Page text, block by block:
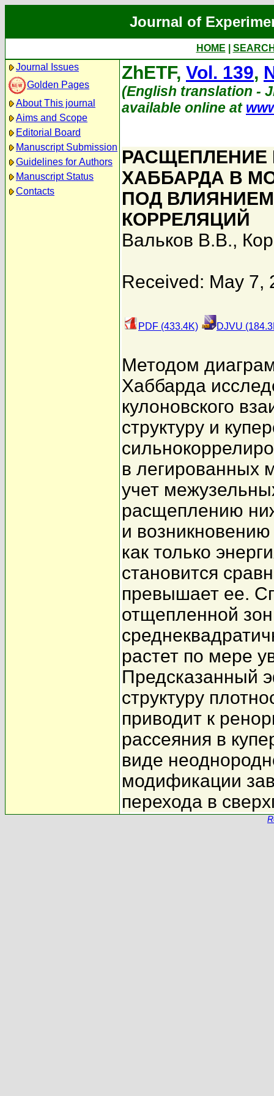
Journal of
HOME
Journal Issues
Golden Pages
About This journal
Aims and Scope
Editorial Board
Manuscript Submission
Guidelines for Authors
Manuscript Status
Contacts
ZhETF, Vol. 139,
(English translation -
available online at
ХАББАРДА В
ПОД
КОРРЕЛЯЦИЙ
Вальков В.В.,
Received: May 7,
PDF (433.4K) DJVU
Методом
Хаббарда
кулоновского
структуру и
в легированных
учет
расщеплению
и
как только
становится
превышает ее.
отщепленной
растет по мере
Предсказанный
структуру
приводит к
рассеяния в
виде
модификации
перехода в